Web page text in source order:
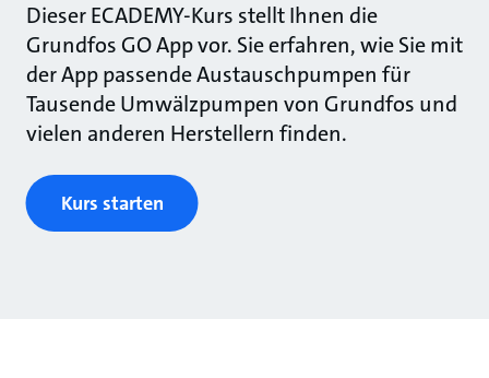
Dieser ECADEMY-Kurs stellt Ihnen die
Grundfos GO App vor. Sie erfahren, wie Sie mit
der App passende Austauschpumpen für
Tausende Umwälzpumpen von Grundfos und
vielen anderen Herstellern finden.
Kurs starten